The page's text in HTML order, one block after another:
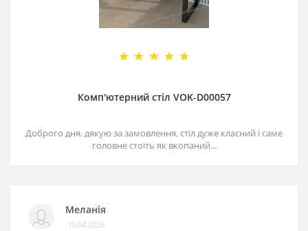
Комп'ютерний стіл VOK-D00057
Доброго дня, дякую за замовлення, стіл дуже класний і саме
головне стоїть як вкопаний...
Меланія
19.04.2026